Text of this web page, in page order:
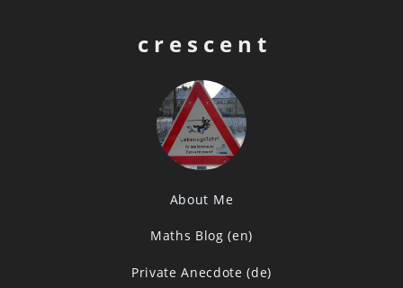
c r e s c e n t
About Me
Maths Blog (en)
Private Anecdote (de)